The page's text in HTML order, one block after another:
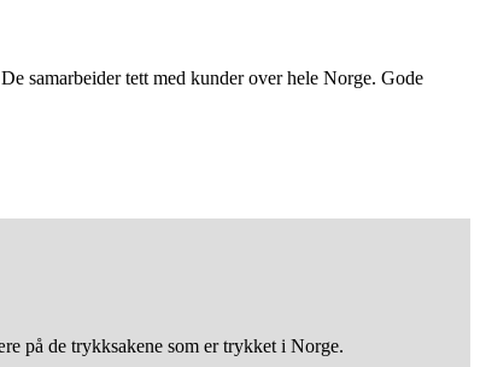
samarbeider tett med kunder over hele Norge. Gode
på de trykksakene som er trykket i Norge.